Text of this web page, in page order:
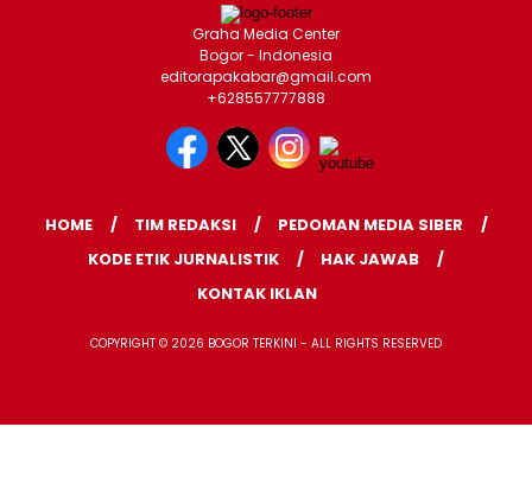
Graha Media Center
Bogor - Indonesia
editorapakabar@gmail.com
+628557777888
HOME TIM REDAKSI
PEDOMAN MEDIA SIBER
KODE ETIK JURNALISTIK
HAK JAWAB
KONTAK IKLAN
COPYRIGHT © 2026 BOGOR TERKINI - ALL RIGHTS RESERVED